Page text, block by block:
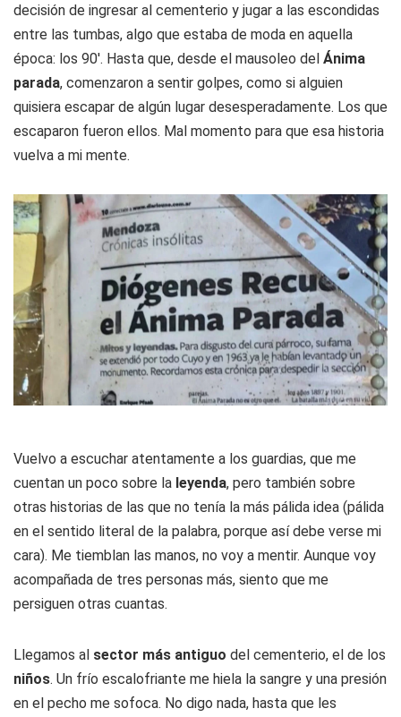
decisión de ingresar al cementerio y jugar a las escondidas
entre las tumbas, algo que estaba de moda en aquella
época: los 90'. Hasta que, desde el mausoleo del Ánima
parada, comenzaron a sentir golpes, como si alguien
quisiera escapar de algún lugar desesperadamente. Los que
escaparon fueron ellos. Mal momento para que esa historia
vuelva a mi mente.
Vuelvo a escuchar atentamente a los guardias, que me
cuentan un poco sobre la leyenda, pero también sobre
otras historias de las que no tenía la más pálida idea (pálida
en el sentido literal de la palabra, porque así debe verse mi
cara). Me tiemblan las manos, no voy a mentir. Aunque voy
acompañada de tres personas más, siento que me
persiguen otras cuantas.
Llegamos al sector más antiguo del cementerio, el de los
niños. Un frío escalofriante me hiela la sangre y una presión
en el pecho me sofoca. No digo nada, hasta que les